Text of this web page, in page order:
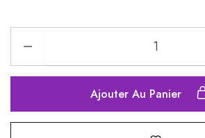
Ajouter Au Panier